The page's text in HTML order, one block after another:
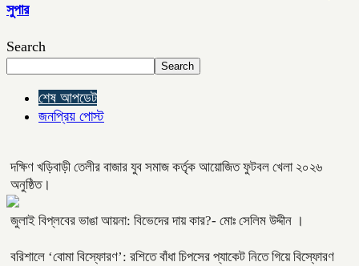
সুপার
Search
Search
শেষ আপডেট
জনপ্রিয় পোস্ট
দক্ষিণ খড়িবাড়ী তেলীর বাজার যুব সমাজ কর্তৃক আয়োজিত ফুটবল খেলা ২০২৬
অনুষ্ঠিত।
জুলাই বিপ্লবের ভাঙা আয়না: বিভেদের দায় কার?- মোঃ সেলিম উদ্দীন ।
বরিশালে ‘বোমা বিস্ফোরণ’: রশিতে বাঁধা চিপসের প্যাকেট নিতে গিয়ে বিস্ফোরণ